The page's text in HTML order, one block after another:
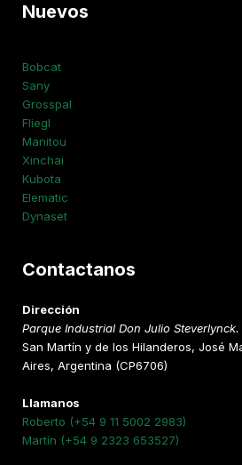
Nuevos
Bobcat
Sany
Grosspal
Fliegl
Manitou
Xinchai
Kubota
Elematic
Dynaset
Contactanos
Dirección
Parque Industrial Don Julio Steverlynck.
San Martín y de los Hilanderos, José
Aires, Argentina (CP6706)
Llamanos
Roberto (+54 9 11 5002 2983)
Martín (+54 9 2323 653527)